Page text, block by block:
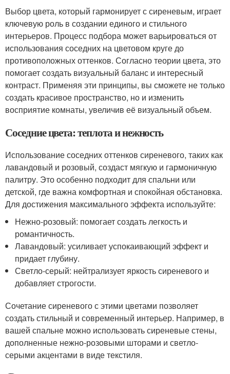
Выбор цвета, который гармонирует с сиреневым, играет
ключевую роль в создании единого и стильного
интерьеров. Процесс подбора может варьироваться от
использования соседних на цветовом круге до
противоположных оттенков. Согласно теории цвета, это
помогает создать визуальный баланс и интересный
контраст. Применяя эти принципы, вы сможете не только
создать красивое пространство, но и изменить
восприятие комнаты, увеличив её визуальный объем.
Соседние цвета: теплота и нежность
Использование соседних оттенков сиреневого, таких как
лавандовый и розовый, создаст мягкую и гармоничную
палитру. Это особенно подходит для спальни или
детской, где важна комфортная и спокойная обстановка.
Для достижения максимального эффекта используйте:
Нежно-розовый: помогает создать легкость и
романтичность.
Лавандовый: усиливает успокаивающий эффект и
придает глубину.
Светло-серый: нейтрализует яркость сиреневого и
добавляет строгости.
Сочетание сиреневого с этими цветами позволяет
создать стильный и современный интерьер. Например, в
вашей спальне можно использовать сиреневые стены,
дополненные нежно-розовыми шторами и светло-
серыми акцентами в виде текстиля.